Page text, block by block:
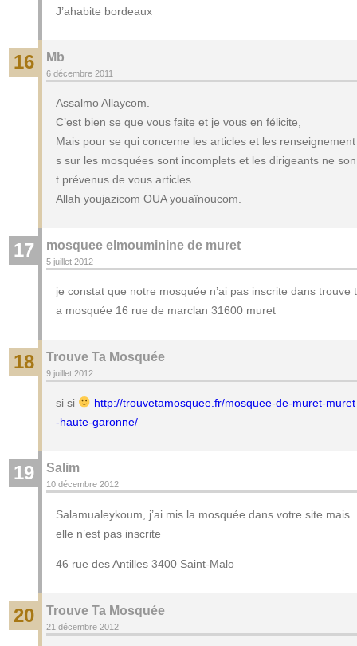
J’ahabite bordeaux
16 Mb
6 décembre 2011
Assalmo Allaycom.
C’est bien se que vous faite et je vous en félicite,
Mais pour se qui concerne les articles et les renseignement
s sur les mosquées sont incomplets et les dirigeants ne son
t prévenus de vous articles.
Allah youjazicom OUA youaînoucom.
17 mosquee elmouminine de muret
5 juillet 2012
je constat que notre mosquée n’ai pas inscrite dans trouve t
a mosquée 16 rue de marclan 31600 muret
18 Trouve Ta Mosquée
9 juillet 2012
si si
http://trouvetamosquee.fr/mosquee-de-muret-muret
-haute-garonne/
19 Salim
10 décembre 2012
Salamualeykoum, j’ai mis la mosquée dans votre site mais
elle n’est pas inscrite
46 rue des Antilles 3400 Saint-Malo
20 Trouve Ta Mosquée
21 décembre 2012